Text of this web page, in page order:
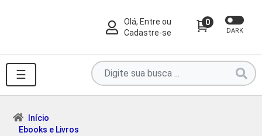
Olá, Entre ou
Cadastre-se
0
DARK
☰
Pesquise
por
produtos
Início
Ebooks e Livros